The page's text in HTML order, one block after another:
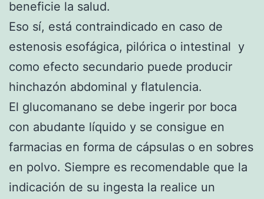
beneficie la salud.
Eso sí, está contraindicado en caso de
estenosis esofágica, pilórica o intestinal y
como efecto secundario puede producir
hinchazón abdominal y flatulencia.
El glucomanano se debe ingerir por boca
con abudante líquido y se consigue en
farmacias en forma de cápsulas o en sobres
en polvo. Siempre es recomendable que la
indicación de su ingesta la realice un